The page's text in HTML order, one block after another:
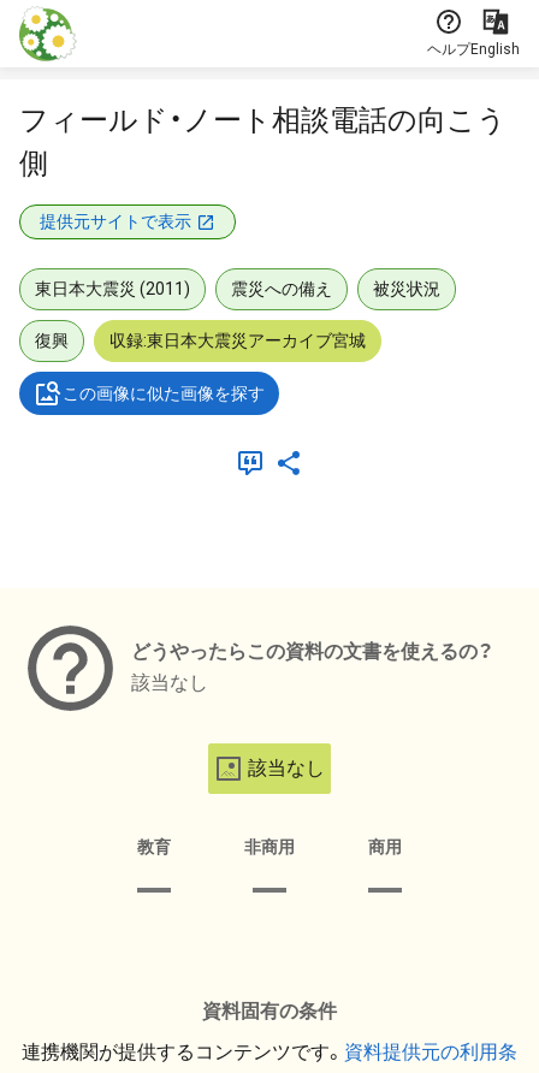
本文に飛ぶ
ヘルプEnglish
フィールド・ノート相談電話の向こう
側
提供元サイトで表示
東日本大震災 (2011) 震災への備え 被災状況
復興 収録:東日本大震災アーカイブ宮城
この画像に似た画像を探す
どうやったらこの資料の文書を使えるの？
該当なし
該当なし
教育 非商用 商用
資料固有の条件
連携機関が提供するコンテンツです。 資料提供元の利用条